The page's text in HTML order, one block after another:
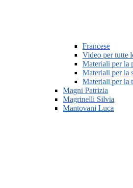
Francese
Video per tutte
Materiali per la
Materiali per la
Materiali per la
Magni Patrizia
Magrinelli Silvia
Mantovani Luca